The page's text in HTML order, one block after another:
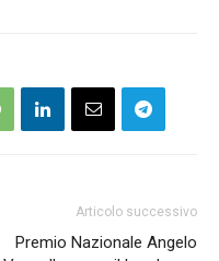
Articolo successivo
Premio Nazionale Angelo